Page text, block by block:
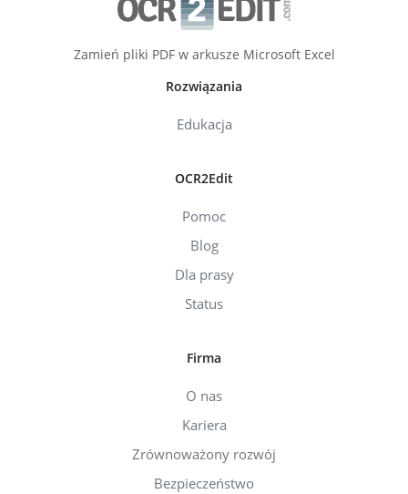
Zamień pliki PDF w arkusze Microsoft Excel
Rozwiązania
Edukacja
OCR2Edit
Pomoc
Blog
Dla prasy
Status
Firma
O nas
Kariera
Zrównoważony rozwój
Bezpieczeństwo